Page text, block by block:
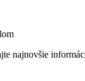
najnovšie